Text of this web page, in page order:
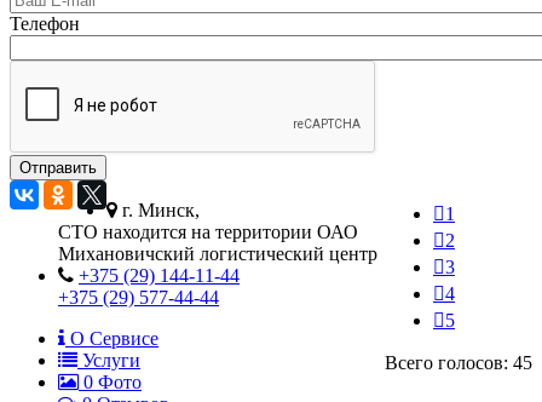
Телефон
1
2
3
4
5
Всего голосов: 45
г. Минск,
СТО находится на территории ОАО
Михановичский логистический центр
+375 (29) 144-11-44
+375 (29) 577-44-44
О Сервисе
Услуги
0 Фото